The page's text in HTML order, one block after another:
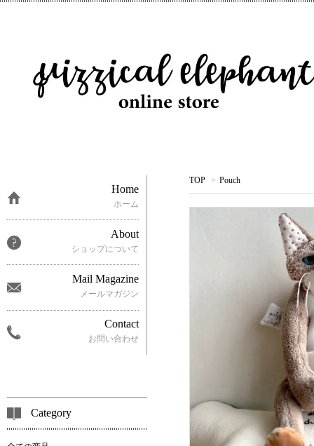
TOP > Pouch
Home
ホーム
About
ショップについて
Mail Magazine
メールマガジン
Contact
お問い合わせ
Category